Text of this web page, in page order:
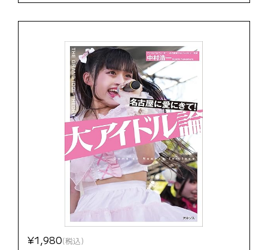
¥1,980(税込)